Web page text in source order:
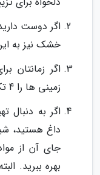
اگر دوست
خشک نیز به
اگر
زمینی ها را 4 تکه کنید و بعد پزید.
اگر به دنبال
داغ هستید،
جای آن از
بهره ببرید.